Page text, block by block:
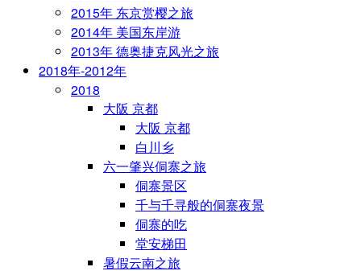
2015年 东京赏樱之旅
2014年 美国东岸游
2013年 德奥捷克风光之旅
2018年-2012年
2018
大阪 京都
大阪 京都
白川乡
六一肇兴侗寨之旅
侗寨景区
千与千寻般的侗寨夜景
侗寨的吃
堂安梯田
暑假云南之旅